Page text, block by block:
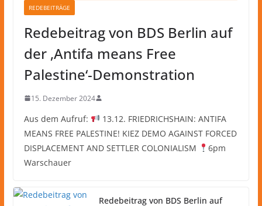
REDEBEITRÄGE
Redebeitrag von BDS Berlin auf
der ‚Antifa means Free
Palestine‘-Demonstration
15. Dezember 2024
Aus dem Aufruf:
13.12. FRIEDRICHSHAIN: ANTIFA
MEANS FREE PALESTINE! KIEZ DEMO AGAINST FORCED
DISPLACEMENT AND SETTLER COLONIALISM
6pm
Warschauer
Redebeitrag von BDS Berlin auf